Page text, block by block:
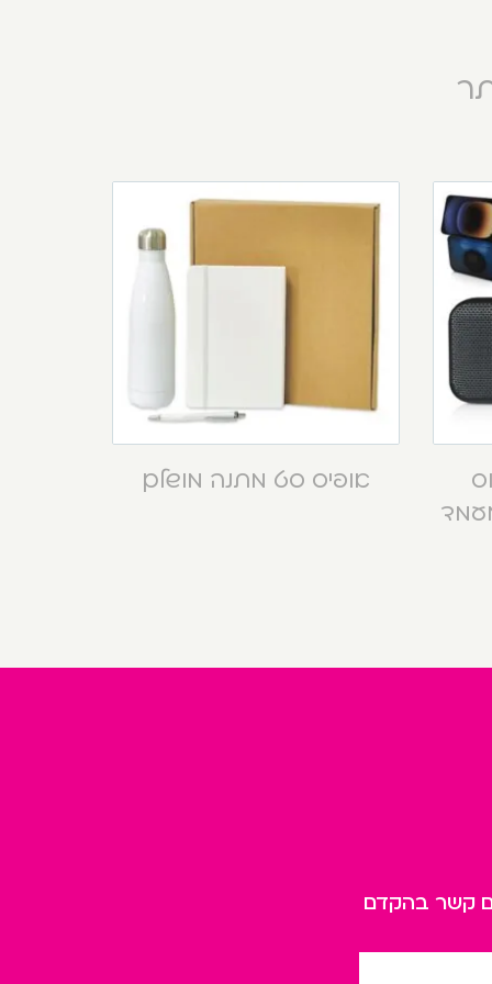
אופיס סט מתנה מושלם
קשר בהקדם